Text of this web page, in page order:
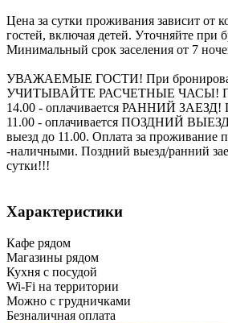
Цена за сутки проживания зависит от
гостей, включая детей. Уточняйте при
Минимальный срок заселения от 7
УВАЖАЕМЫЕ ГОСТИ! При
УЧИТЫВАЙТЕ РАСЧЕТНЫЕ ЧАСЫ!
14.00 - оплачивается РАННИЙ
11.00 - оплачивается ПОЗДНИЙ ВЫЕЗД
выезд до 11.00. Оплата за проживание
-наличными. Поздний выезд/ранний
сутки!!!
Характеристики
Кафе рядом
Магазины рядом
Кухня с посудой
Wi-Fi на территории
Можно с грудничками
Безналичная оплата